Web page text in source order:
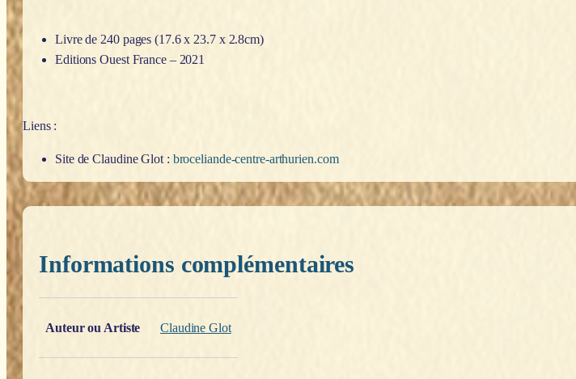
Livre de 240 pages (17.6 x 23.7 x 2.8cm)
Editions Ouest France – 2021
Liens :
Site de Claudine Glot : broceliande-centre-arthurien.com
Informations complémentaires
Auteur ou Artiste
Claudine Glot